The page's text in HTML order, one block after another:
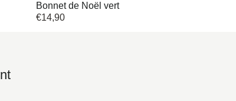
Bonnet de Noël vert
€14,90